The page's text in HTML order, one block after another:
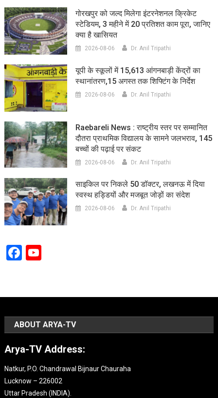
गोरखपुर को जल्द मिलेगा इंटरनेशनल क्रिकेट
स्टेडियम, 3 महीने में 20 प्रतिशत काम पूरा, जानिए
क्या है खासियत
2026-08-06 Dr. Anil Tripathi
यूपी के स्कूलों में 15,613 आंगनबाड़ी केंद्रों का
स्थानांतरण,15 अगस्त तक शिफ्टिंग के निर्देश
2026-08-06 Dr. Anil Tripathi
Raebareli News : राष्ट्रीय स्तर पर सम्मानित
दौतरा प्राथमिक विद्यालय के सामने जलभराव, 145
बच्चों की पढ़ाई पर संकट
2026-08-06 Dr. Anil Tripathi
साइकिल पर निकले 50 डॉक्टर, लखनऊ में दिया
स्वस्थ हड्डियों और मजबूत जोड़ों का संदेश
2026-08-06 Dr. Anil Tripathi
Facebook
YouTube
ABOUT ARYA-TV
Arya-TV Address:
Natkur, P.O. Chandrawal Bijnaur Chauraha
Lucknow – 226002
Uttar Pradesh (INDIA).